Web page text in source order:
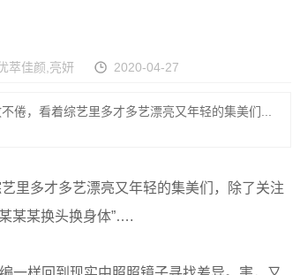
萃佳颜 亮妍 2020-04-27
倦，看着综艺里多才多艺漂亮又年轻的集美们...
里多才多艺漂亮又年轻的集美们，除了关注
某某换头换身体”….